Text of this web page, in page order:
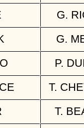
G.
G.
P.
T.
T.